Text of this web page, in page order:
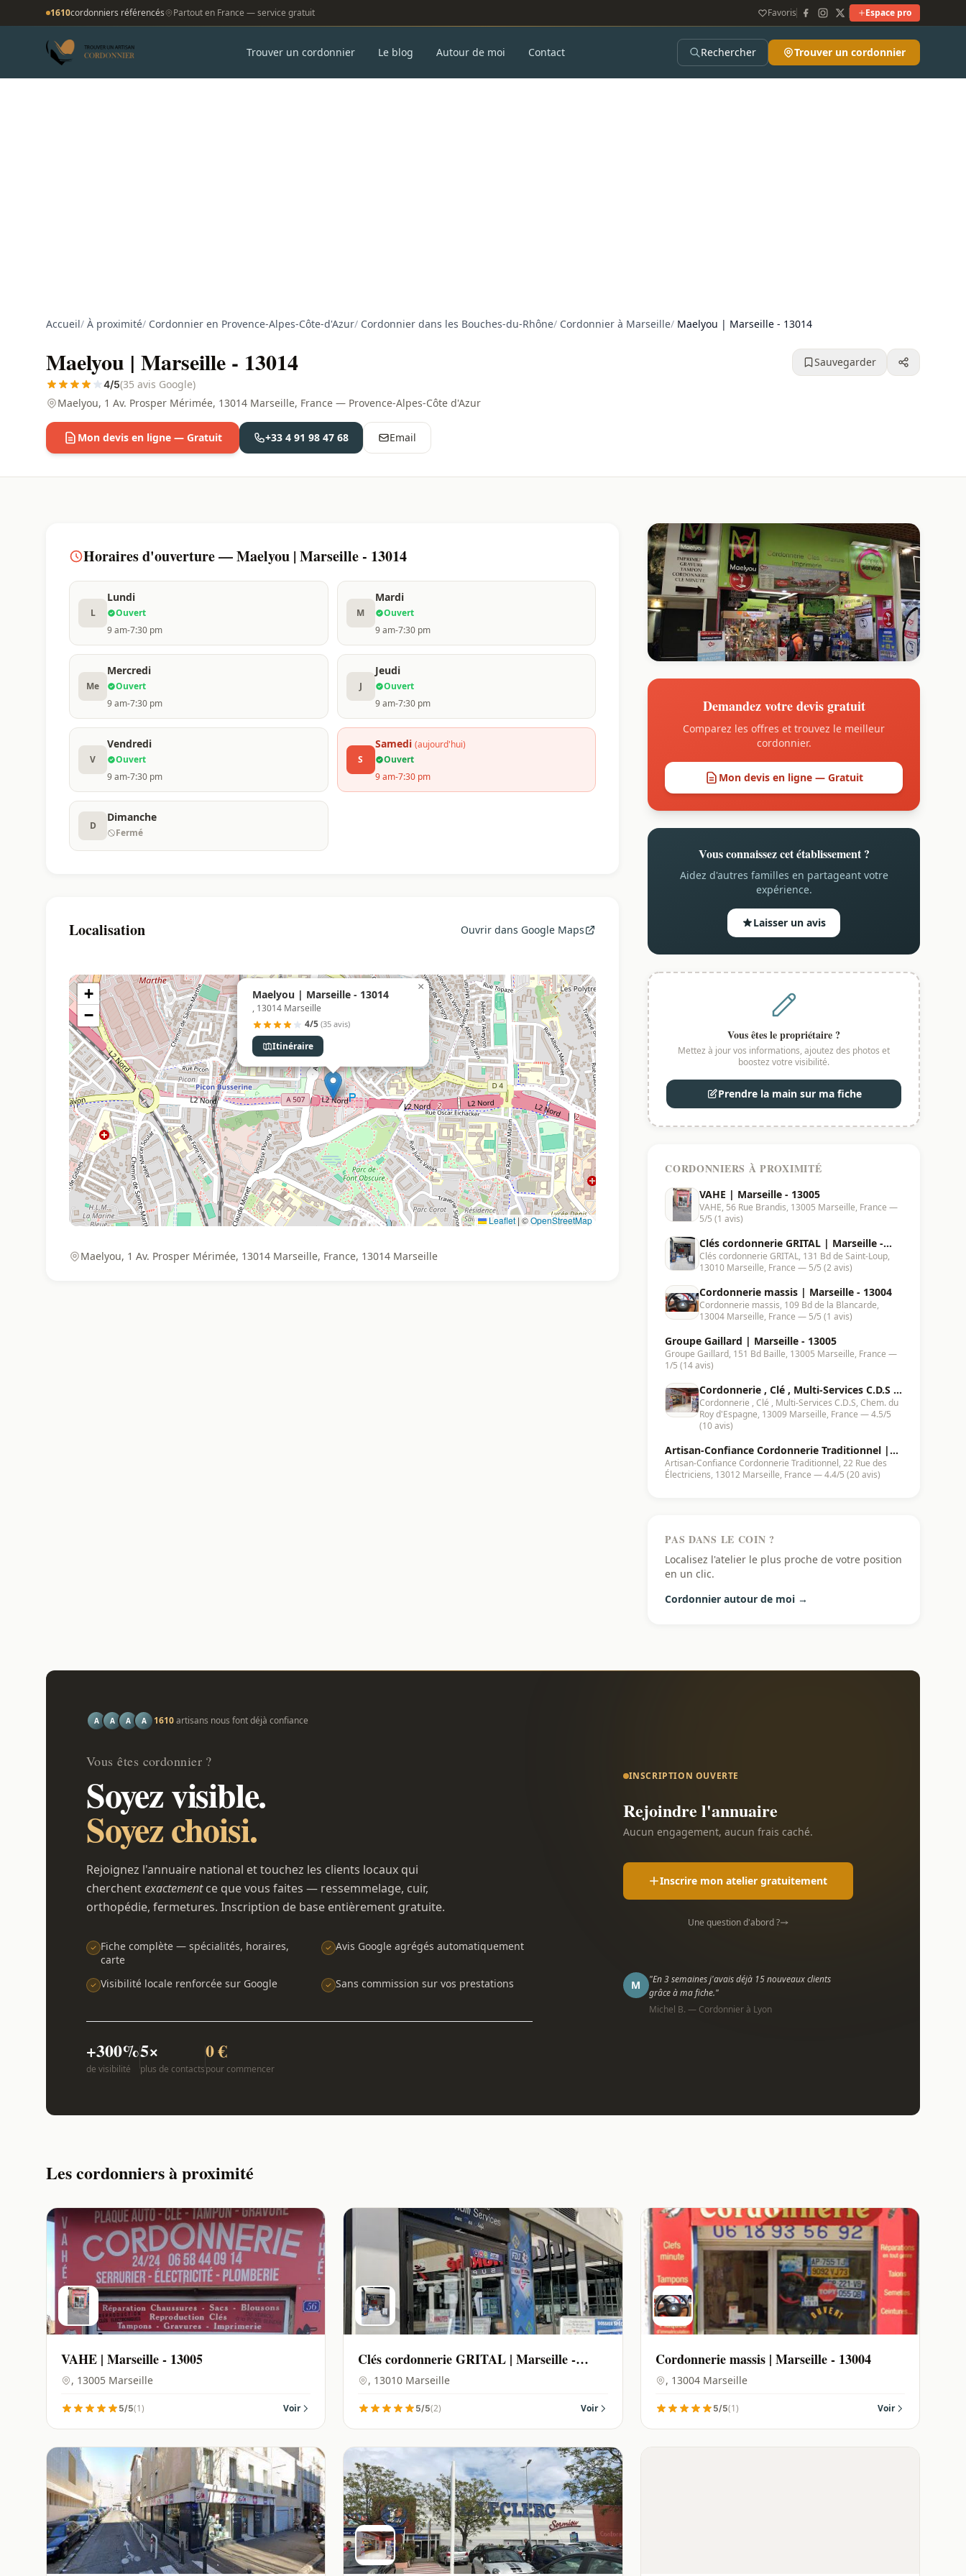
1610cordonniers référencés Partout en France — service gratuit Favoris Espace pro
Trouver un cordonnier Le blog Autour de moi Contact Rechercher Trouver un cordonnier
Accueil/ À proximité/ Cordonnier en Provence-Alpes-Côte-d'Azur/ Cordonnier dans les Bouches-du-Rhône/ Cordonnier à Marseille/ Maelyou | Marseille - 13014
Maelyou | Marseille - 13014
4/5(35 avis Google)
Maelyou, 1 Av. Prosper Mérimée, 13014 Marseille, France — Provence-Alpes-Côte d'Azur
Sauvegarder
Mon devis en ligne — Gratuit +33 4 91 98 47 68 Email
Horaires d'ouverture — Maelyou | Marseille - 13014
L
Lundi
Ouvert
9 am-7:30 pm
M
Mardi
Ouvert
9 am-7:30 pm
Me
Mercredi
Ouvert
9 am-7:30 pm
J
Jeudi
Ouvert
9 am-7:30 pm
V
Vendredi
Ouvert
9 am-7:30 pm
S
Samedi (aujourd'hui)
Ouvert
9 am-7:30 pm
D
Dimanche
Fermé
Localisation Ouvrir dans Google Maps
Maelyou | Marseille - 13014
, 13014 Marseille
4/5 (35 avis)
Itinéraire
×
+
−
Leaflet | ©OpenStreetMap
Maelyou, 1 Av. Prosper Mérimée, 13014 Marseille, France, 13014 Marseille
Demandez votre devis gratuit
Comparez les offres et trouvez le meilleur
cordonnier.
Mon devis en ligne — Gratuit
Vous connaissez cet établissement ?
Aidez d'autres familles en partageant votre
expérience.
Laisser un avis
Vous êtes le propriétaire ?
Mettez à jour vos informations, ajoutez des photos et
boostez votre visibilité.
Prendre la main sur ma fiche
CORDONNIERS À PROXIMITÉ
VAHE | Marseille - 13005
VAHE, 56 Rue Brandis, 13005 Marseille, France —
5/5 (1 avis)
Clés cordonnerie GRITAL | Marseille -
13010
Clés cordonnerie GRITAL, 131 Bd de Saint-Loup,
13010 Marseille, France — 5/5 (2 avis)
Cordonnerie massis | Marseille - 13004
Cordonnerie massis, 109 Bd de la Blancarde,
13004 Marseille, France — 5/5 (1 avis)
Groupe Gaillard | Marseille - 13005
Groupe Gaillard, 151 Bd Baille, 13005 Marseille, France —
1/5 (14 avis)
Cordonnerie , Clé , Multi-Services C.D.S |
Marseille - 13009
Cordonnerie , Clé , Multi-Services C.D.S, Chem. du
Roy d'Espagne, 13009 Marseille, France — 4.5/5
(10 avis)
Artisan-Confiance Cordonnerie Traditionnel |
Marseille - 13012
Artisan-Confiance Cordonnerie Traditionnel, 22 Rue des
Électriciens, 13012 Marseille, France — 4.4/5 (20 avis)
PAS DANS LE COIN ?
Localisez l'atelier le plus proche de votre position
en un clic.
Cordonnier autour de moi →
A A A A 1610artisans nous font déjà confiance
Vous êtes cordonnier ?
Soyez visible.
Soyez choisi.
Rejoignez l'annuaire national et touchez les clients locaux qui
cherchentexactementce que vous faites — ressemmelage, cuir,
orthopédie, fermetures. Inscription de base entièrement gratuite.
Fiche complète — spécialités, horaires,
carte
Avis Google agrégés automatiquement
Visibilité locale renforcée sur Google Sans commission sur vos prestations
+300%
de visibilité
5×
plus de contacts
0 €
pour commencer
INSCRIPTION OUVERTE
Rejoindre l'annuaire
Aucun engagement, aucun frais caché.
Inscrire mon atelier gratuitement
Une question d'abord ?
M
"En 3 semaines j'avais déjà 15 nouveaux clients
grâce à ma fiche."
Michel B. — Cordonnier à Lyon
Les cordonniers à proximité
VAHE | Marseille - 13005
, 13005 Marseille
5/5(1) Voir
Clés cordonnerie GRITAL | Marseille -
13010
, 13010 Marseille
5/5(2) Voir
Cordonnerie massis | Marseille - 13004
, 13004 Marseille
5/5(1) Voir